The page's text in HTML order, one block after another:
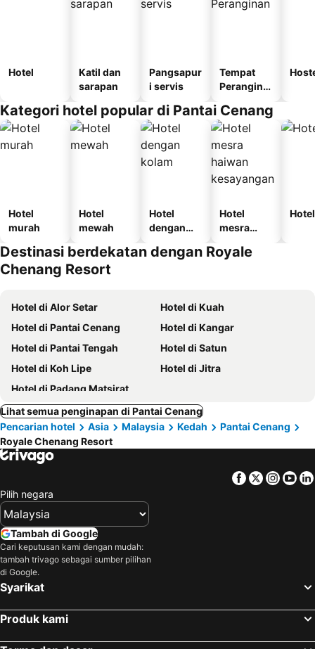
Hotel
Katil dan
sarapan
Pangsapur
i servis
Tempat
Perangina
Kategori hotel popular di Pantai Cenang
Hotel
murah
Hotel
mewah
Hotel
dengan
Hotel
mesra
kesayanga
Destinasi berdekatan dengan Royale
Chenang Resort
Hotel di Alor Setar
Hotel di Kuah
Hotel di Pantai Cenang
Hotel di Kangar
Hotel di Pantai Tengah
Hotel di Satun
Hotel di Koh Lipe
Hotel di Jitra
Hotel di Padang Matsirat
Lihat semua penginapan di Pantai Cenang
Pencarian hotel
Asia Malaysia Kedah
Pantai Cenang
Royale Chenang Resort
Facebook
Twitter
Pilih negara
Tambah di Google
Cari keputusan kami dengan mudah:
tambah trivago sebagai sumber pilihan
di Google.
Syarikat
Produk kami